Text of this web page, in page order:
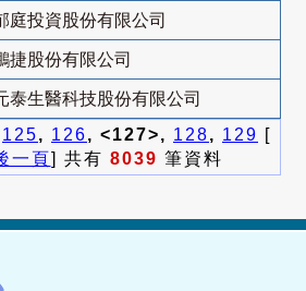
庭投資股份有限公司
捷股份有限公司
泰生醫科技股份有限公司
125, 126, <127>, 128, 129 [
一頁] 共有 8039 筆資料